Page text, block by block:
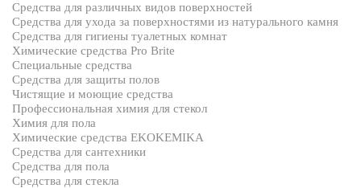
Средства для различных видов поверхностей
Средства для ухода за поверхностями из натурального камня
Средства для гигиены туалетных комнат
Химические средства Pro Brite
Специальные средства
Средства для защиты полов
Чистящие и моющие средства
Профессиональная химия для стекол
Химия для пола
Химические средства EKOKEMIKA
Средства для сантехники
Средства для пола
Средства для стекла